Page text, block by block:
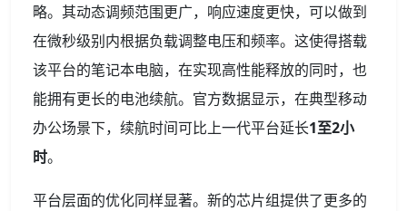
略。其动态调频范围更广，响应速度更快，可以做到
在微秒级别内根据负载调整电压和频率。这使得搭载
该平台的笔记本电脑，在实现高性能释放的同时，也
能拥有更长的电池续航。官方数据显示，在典型移动
办公场景下，续航时间可比上一代平台延长1至2小
时。
平台层面的优化同样显著。新的芯片组提供了更多的